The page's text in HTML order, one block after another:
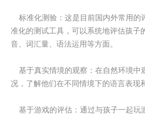
标准化测验：这是目前国内外常用的
准化的测试工具，可以系统地评估孩子
音、词汇量、语法运用等方面。
基于真实情境的观察：在自然环境中
况，了解他们在不同情境下的语言表现
基于游戏的评估：通过与孩子一起玩